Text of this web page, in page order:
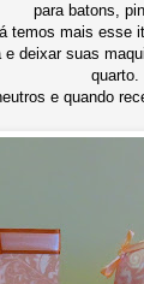
para batons,
temos mais esse
deixar suas
quarto.
e quando